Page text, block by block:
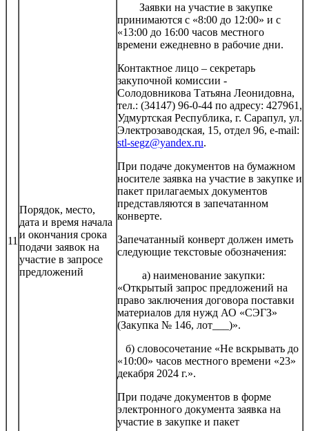
11
Порядок, место,
дата и время начала
и окончания срока
подачи заявок на
участие в запросе
предложений
Заявки на участие в закупке
принимаются с «8:00 до 12:00» и с
«13:00 до 16:00 часов местного
времени ежедневно в рабочие дни.
Контактное лицо – секретарь
закупочной комиссии -
Солодовникова Татьяна Леонидовна,
тел.: (34147) 96-0-44 по адресу: 427961,
Удмуртская Республика, г. Сарапул, ул.
Электрозаводская, 15, отдел 96, e-mail:
stl-segz@yandex.ru.
При подаче документов на бумажном
носителе заявка на участие в закупке и
пакет прилагаемых документов
представляются в запечатанном
конверте.
Запечатанный конверт должен иметь
следующие текстовые обозначения:
а) наименование закупки:
«Открытый запрос предложений на
право заключения договора поставки
материалов для нужд АО «СЭГЗ»
(Закупка № 146, лот___)».
б) словосочетание «Не вскрывать до
«10:00» часов местного времени «23»
декабря 2024 г.».
При подаче документов в форме
электронного документа заявка на
участие в закупке и пакет